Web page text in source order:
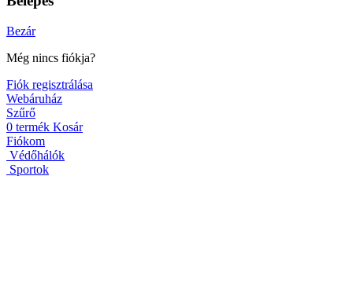
Bezár
Még nincs fiókja?
Fiók regisztrálása
Webáruház
Szűrő
0 termék Kosár
Fiókom
Védőhálók
Sportok